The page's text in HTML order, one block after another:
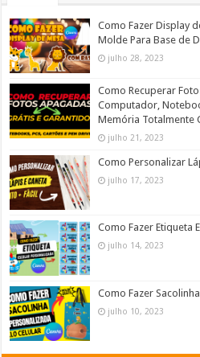
Como Fazer Display
Molde Para Base de
julho 28, 2023
Como Recuperar
Computador,
Memória Totalmente
julho 21, 2023
Como Personalizar
julho 17, 2023
Como Fazer Etiqueta
julho 14, 2023
Como Fazer
julho 10, 2023